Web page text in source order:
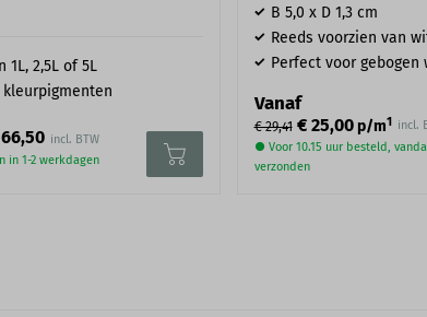
1L, 2,5L of 5L
kleurpigmenten
in 1-2 werkdagen
B 5,0 x D 1,3 cm
Reeds voorzien van
Perfect voor gebogen
Vanaf
€ 29,41 € 25,00p/m1 incl.
● Voor 10.15 uur besteld,
verzonden